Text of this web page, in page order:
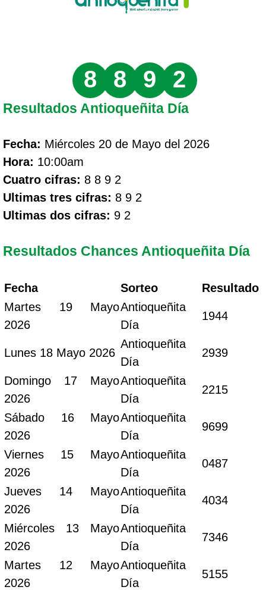
8 8 9 2
Resultados Antioqueñita Día
Fecha: Miércoles 20 de Mayo del 2026
Hora: 10:00am
Cuatro cifras: 8 8 9 2
Ultimas tres cifras: 8 9 2
Ultimas dos cifras: 9 2
Resultados Chances Antioqueñita Día
Fecha Sorteo
Resultado
Martes 19 Mayo
2026
Antioqueñita
Día
1944
Lunes 18 Mayo 2026
Antioqueñita
Día
2939
Domingo 17 Mayo
2026
Antioqueñita
Día
2215
Sábado 16 Mayo
2026
Antioqueñita
Día
9699
Viernes 15 Mayo
2026
Antioqueñita
Día
0487
Jueves 14 Mayo
2026
Antioqueñita
Día
4034
Miércoles 13 Mayo
2026
Antioqueñita
Día
7346
Martes 12 Mayo
2026
Antioqueñita
Día
5155